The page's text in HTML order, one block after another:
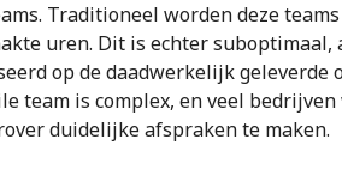
Traditioneel worden deze
uren. Dit is echter suboptimaal,
op de daadwerkelijk geleverde
team is complex, en veel
duidelijke afspraken te maken.